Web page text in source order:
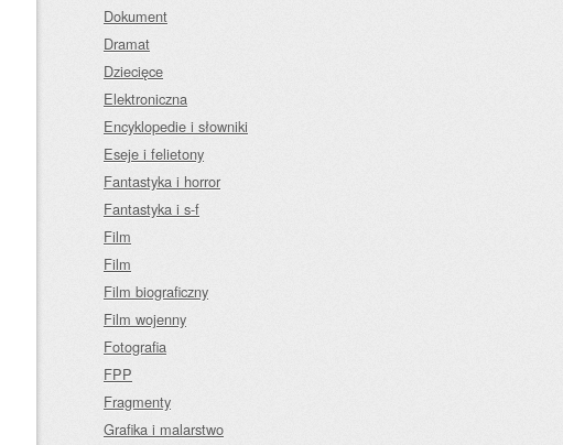
Dokument
Dramat
Dziecięce
Elektroniczna
Encyklopedie i słowniki
Eseje i felietony
Fantastyka i horror
Fantastyka i s-f
Film
Film
Film biograficzny
Film wojenny
Fotografia
FPP
Fragmenty
Grafika i malarstwo